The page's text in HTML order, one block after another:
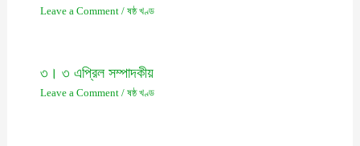
Leave a Comment / ষষ্ঠ খণ্ড
৩। ৩ এপ্রিল সম্পাদকীয়
Leave a Comment / ষষ্ঠ খণ্ড